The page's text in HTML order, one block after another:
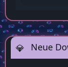
Neue